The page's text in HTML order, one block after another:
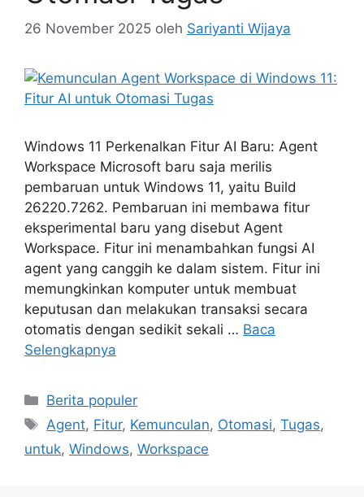
26 November 2025 oleh Sariyanti Wijaya
Windows 11 Perkenalkan Fitur AI Baru: Agent
Workspace Microsoft baru saja merilis
pembaruan untuk Windows 11, yaitu Build
26220.7262. Pembaruan ini membawa fitur
eksperimental baru yang disebut Agent
Workspace. Fitur ini menambahkan fungsi AI
agent yang canggih ke dalam sistem. Fitur ini
memungkinkan komputer untuk membuat
keputusan dan melakukan transaksi secara
otomatis dengan sedikit sekali … Baca
Selengkapnya
Kategori
Berita populer
Tag
Agent, Fitur, Kemunculan, Otomasi,Tugas,
untuk, Windows, Workspace